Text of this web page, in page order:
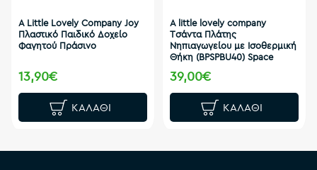
A Little Lovely Company Joy
Πλαστικό Παιδικό Δοχείο
Φαγητού Πράσινο
13,90€
ΚΑΛΆΘΙ
A little lovely company
Tσάντα Πλάτης
Νηπιαγωγείου με Ισοθερμική
Θήκη (BPSPBU40) Space
39,00€
ΚΑΛΆΘΙ